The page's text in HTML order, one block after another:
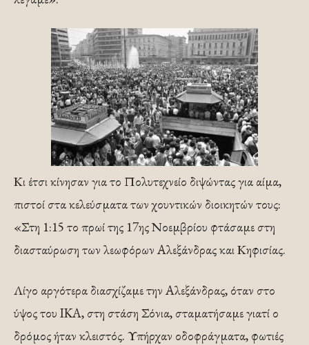
Κι έτσι κίνησαν για το Πολυτεχνείο διψώντας για αίμα,
πιστοί στα κελεύσματα των χουντικών διοικητών τους:
«Στη 1:15 το πρωί της 17ης Νοεμβρίου φτάσαμε στη
διασταύρωση των λεωφόρων Αλεξάνδρας και Κηφισίας.
Λίγο αργότερα διασχίζαμε την Αλεξάνδρας, όταν στο
ύψος του IKA, στη στάση Σόνια, σταματήσαμε γιατί ο
δρόμος ήταν κλειστός. Υπήρχαν οδοφράγματα, φωτιές